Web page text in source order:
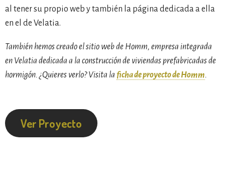
al tener su propio web y también la página dedicada a ella
en el de Velatia.
También hemos creado el sitio web de Homm, empresa integrada
en Velatia dedicada a la construcción de viviendas prefabricadas de
hormigón. ¿Quieres verlo? Visita la ficha de proyecto de Homm.
Ver Proyecto